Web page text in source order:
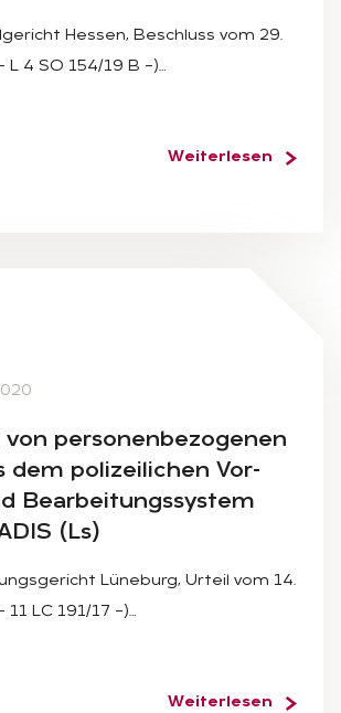
Hessen, Beschluss vom 29.
L 4 SO 154/19 B –)…
Weiterlesen
von per­so­nen­be­zo­ge­nen
dem po­li­zei­li­chen Vor­
Be­ar­bei­tungs­sys­tem
(Ls)
Lüneburg, Urteil vom 14.
LC 191/17 –)…
Weiterlesen